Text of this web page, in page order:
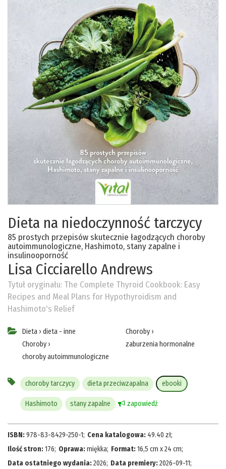
Dieta na niedoczynność tarczycy
85 prostych przepisów skutecznie łagodzących choroby
autoimmunologiczne, Hashimoto, stany zapalne i
insulinooporność
Lisa Cicciarello Andrews
Tytuł oryginału: The Complete Thyroid Cookbook: Easy
Recipes and Meal Plans for Hypothyroidism and
Hashimoto's Relief
Dieta › dieta - inne
Choroby ›
choroby autoimmunologiczne
Choroby›
zaburzenia hormonalne
choroby tarczycy dieta przeciwzapalna ebooki
Hashimoto stany zapalne zapowiedź
ISBN:978-83-8429-250-1; Cena katalogowa: 49.40 zł;
Ilość stron:176; Oprawa:miękka; Format:16,5 cm x 24 cm;
Data ostatniego wydania:2026; Data premiery:2026-09-11;